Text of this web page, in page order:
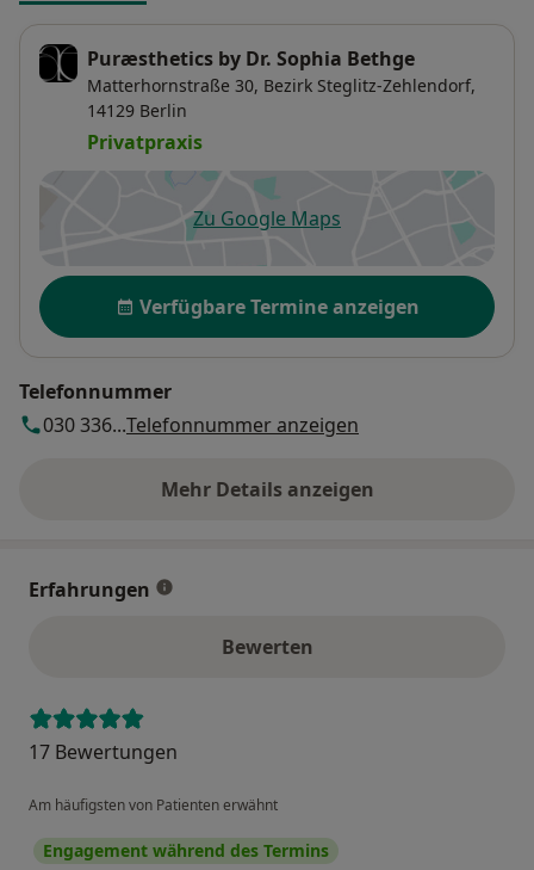
Puræsthetics by Dr. Sophia Bethge
Matterhornstraße 30, Bezirk Steglitz-Zehlendorf,
14129 Berlin
Privatpraxis
Zu Google Mapsöffnet in einer neuen
Verfügbarkeit
Verfügbare Termine anzeigen
Telefonnummer
030 336...Telefonnummer anzeigen
Mehr Details anzeigen
über die Adresse
Erfahrungen
Bewerten
17 Bewertungen
Am häufigsten von Patienten erwähnt
Engagement während des Termins